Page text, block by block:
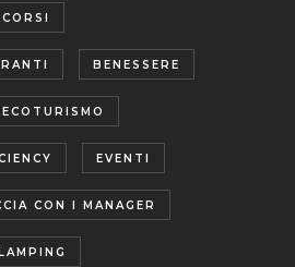
BENESSERE
ECOTURISMO
EVENTI
CON I MANAGER